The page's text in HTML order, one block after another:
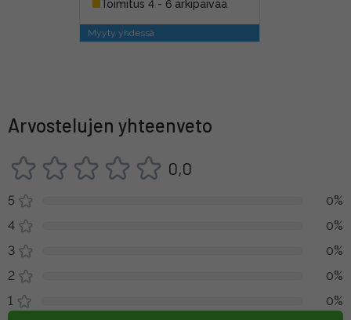
Toimitus 4 - 6 arkipäivää
Myyty yhdessä
Arvostelujen yhteenveto
0,0
5
0%
4
0%
3
0%
2
0%
1
0%